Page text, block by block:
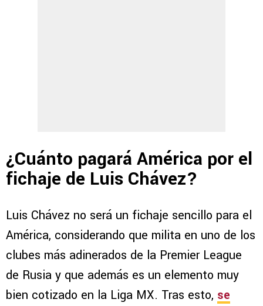
¿Cuánto pagará América por el
fichaje de Luis Chávez?
Luis Chávez no será un fichaje sencillo para el
América, considerando que milita en uno de los
clubes más adinerados de la Premier League
de Rusia y que además es un elemento muy
bien cotizado en la Liga MX. Tras esto, se